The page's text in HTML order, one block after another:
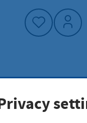
Handelsregister